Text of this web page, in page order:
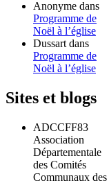
Anonyme dans
Programme de
Noël à l’église
Dussart dans
Programme de
Noël à l’église
Sites et blogs
ADCCFF83
Association
Départementale
des Comités
Communaux des